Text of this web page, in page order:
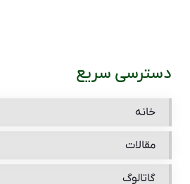
دسترسی سریع
خانه
مقالات
گاتالوگ